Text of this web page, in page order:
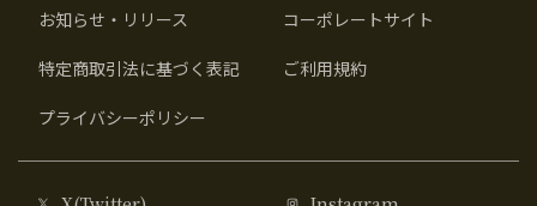
お知らせ・リリース コーポレートサイト
特定商取引法に基づく表記 ご利用規約
プライバシーポリシー